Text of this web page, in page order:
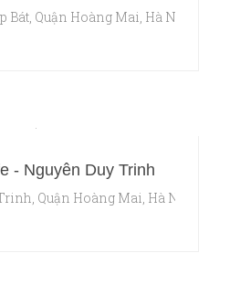
Bát, Quận Hoàng Mai, Hà Nội
- Nguyễn Duy Trinh
Quận Hoàng Mai, Hà Nội